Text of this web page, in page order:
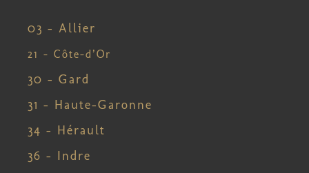
03 – Allier
21 – Côte-d’Or
30 – Gard
31 – Haute-Garonne
34 – Hérault
36 – Indre